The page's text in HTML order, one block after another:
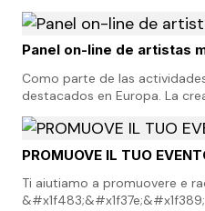
Panel on-line de artistas
Como parte de las
destacados en Europa. La
PROMUOVE IL TUO
Ti aiutiamo a promuovere e